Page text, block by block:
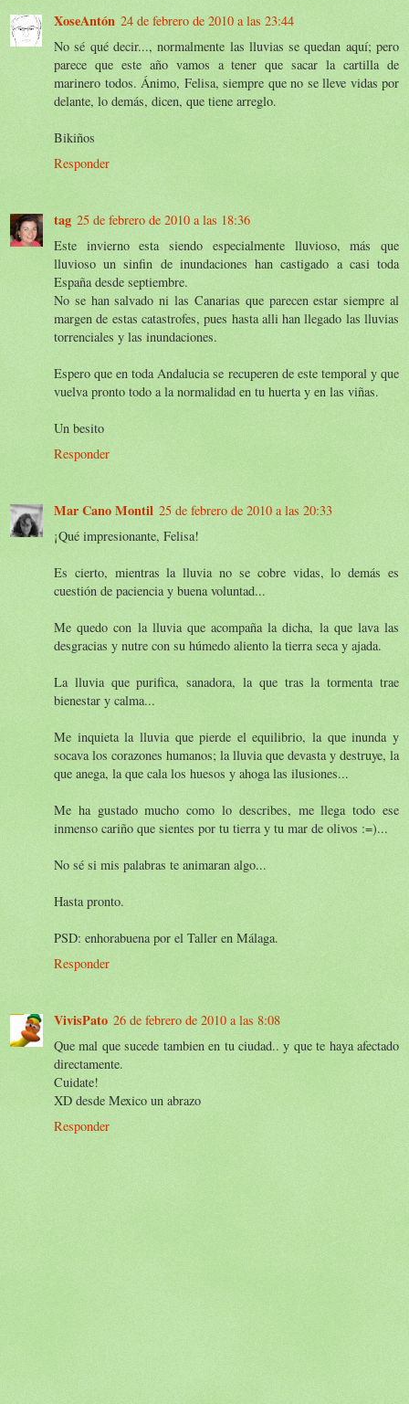
XoseAntón 24 de febrero de 2010 a las 23:44
No sé qué decir..., normalmente las lluvias se quedan aquí; pero
parece que este año vamos a tener que sacar la cartilla de
marinero todos. Ánimo, Felisa, siempre que no se lleve vidas por
delante, lo demás, dicen, que tiene arreglo.
Bikiños
Responder
tag 25 de febrero de 2010 a las 18:36
Este invierno esta siendo especialmente lluvioso, más que
lluvioso un sinfin de inundaciones han castigado a casi toda
España desde septiembre.
No se han salvado ni las Canarias que parecen estar siempre al
margen de estas catastrofes, pues hasta alli han llegado las lluvias
torrenciales y las inundaciones.
Espero que en toda Andalucia se recuperen de este temporal y que
vuelva pronto todo a la normalidad en tu huerta y en las viñas.
Un besito
Responder
Mar Cano Montil 25 de febrero de 2010 a las 20:33
¡Qué impresionante, Felisa!
Es cierto, mientras la lluvia no se cobre vidas, lo demás es
cuestión de paciencia y buena voluntad...
Me quedo con la lluvia que acompaña la dicha, la que lava las
desgracias y nutre con su húmedo aliento la tierra seca y ajada.
La lluvia que purifica, sanadora, la que tras la tormenta trae
bienestar y calma...
Me inquieta la lluvia que pierde el equilibrio, la que inunda y
socava los corazones humanos; la lluvia que devasta y destruye, la
que anega, la que cala los huesos y ahoga las ilusiones...
Me ha gustado mucho como lo describes, me llega todo ese
inmenso cariño que sientes por tu tierra y tu mar de olivos :=)...
No sé si mis palabras te animaran algo...
Hasta pronto.
PSD: enhorabuena por el Taller en Málaga.
Responder
VivisPato 26 de febrero de 2010 a las 8:08
Que mal que sucede tambien en tu ciudad.. y que te haya afectado
directamente.
Cuidate!
XD desde Mexico un abrazo
Responder